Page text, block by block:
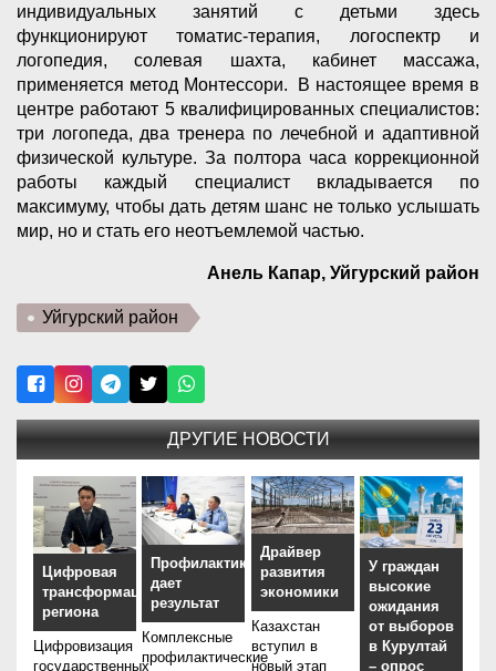
индивидуальных занятий с детьми здесь
функционируют томатис-терапия, логоспектр и
логопедия, солевая шахта, кабинет массажа,
применяется метод Монтессори. В настоящее время в
центре работают 5 квалифицированных специалистов:
три логопеда, два тренера по лечебной и адаптивной
физической культуре. За полтора часа коррекционной
работы каждый специалист вкладывается по
максимуму, чтобы дать детям шанс не только услышать
мир, но и стать его неотъемлемой частью.
Анель Капар, Уйгурский район
Уйгурский район
ДРУГИЕ НОВОСТИ
Цифровая
трансформация
региона
Цифровизация
государственных
Профилактика
дает
результат
Комплексные
профилактические
Драйвер
развития
экономики
Казахстан
вступил в
новый этап
У граждан
высокие
ожидания
от выборов
в Курултай
– опрос